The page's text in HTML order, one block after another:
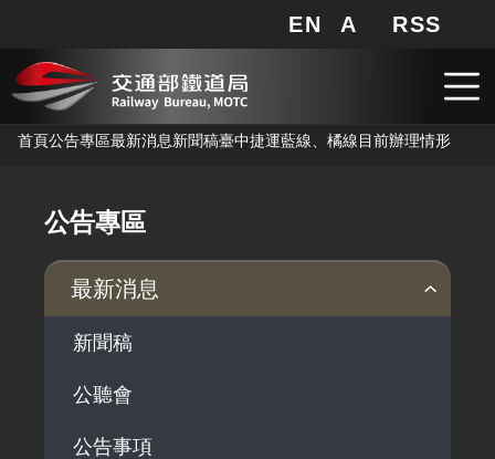
跳到主要內容
網站地圖
EN A 局長信箱
RSS
首頁公告專區最新消息新聞稿臺中捷運藍線、橘線目前辦理情形
公告專區
最新消息
新聞稿
公聽會
公告事項